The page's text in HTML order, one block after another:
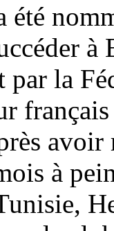
été
à
par la
à